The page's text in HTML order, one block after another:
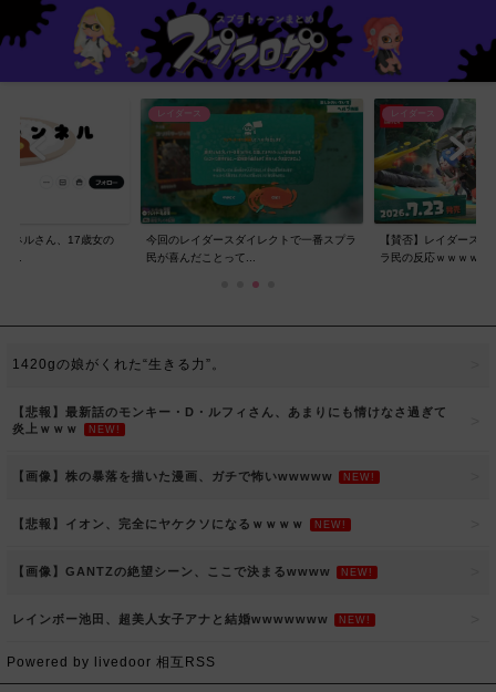
ネルさん、17歳女の
レイダース
今回のレイダースダイレクトで一番スプラ
民が喜んだことって...
レイダース
【賛否】レイダースダ
ラ民の反応ｗｗｗｗ...
1420gの娘がくれた“生きる力”。
【悲報】最新話のモンキー・D・ルフィさん、あまりにも情けなさ過ぎて
炎上ｗｗｗ
NEW!
【画像】株の暴落を描いた漫画、ガチで怖いwwwww NEW!
【悲報】イオン、完全にヤケクソになるｗｗｗｗ NEW!
【画像】GANTZの絶望シーン、ここで決まるwwww NEW!
レインボー池田、超美人女子アナと結婚wwwwwww NEW!
Powered by livedoor 相互RSS